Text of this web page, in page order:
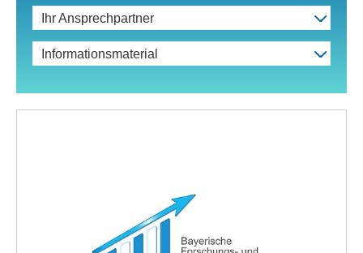
Ihr Ansprechpartner
Informationsmaterial